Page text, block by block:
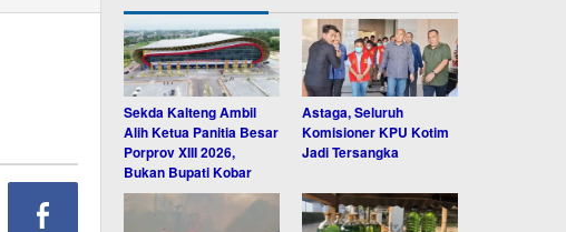
Sekda Kalteng Ambil
Alih Ketua Panitia Besar
Porprov XIII 2026,
Bukan Bupati Kobar
Astaga, Seluruh
Komisioner KPU Kotim
Jadi Tersangka